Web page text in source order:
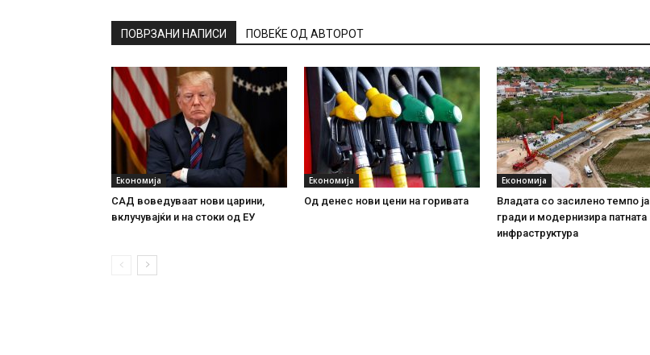
ПОВРЗАНИ НАПИСИ ПОВЕЌЕ ОД АВТОРОТ
Економија
САД воведуваат нови царини,
вклучувајќи и на стоки од ЕУ
Економија
Од денес нови цени на горивата
Економија
Владата со засилено темпо ја
гради и модернизира патната
инфраструктура